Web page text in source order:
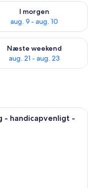
9
I morgen
aug. 9 - aug. 10
for i
aug. 14 - aug. 16
Næste weekend
aug. 21 - aug. 23
for næste
med en stor seng,
- handicapvenligt -